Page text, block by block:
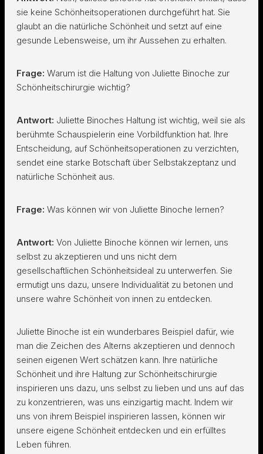
sie keine Schönheitsoperationen durchgeführt hat. Sie
glaubt an die natürliche Schönheit und setzt auf eine
gesunde Lebensweise, um ihr Aussehen zu erhalten.
Frage: Warum ist die Haltung von Juliette Binoche zur
Schönheitschirurgie wichtig?
Antwort: Juliette Binoches Haltung ist wichtig, weil sie als
berühmte Schauspielerin eine Vorbildfunktion hat. Ihre
Entscheidung, auf Schönheitsoperationen zu verzichten,
sendet eine starke Botschaft über Selbstakzeptanz und
natürliche Schönheit aus.
Frage: Was können wir von Juliette Binoche lernen?
Antwort: Von Juliette Binoche können wir lernen, uns
selbst zu akzeptieren und uns nicht dem
gesellschaftlichen Schönheitsideal zu unterwerfen. Sie
ermutigt uns dazu, unsere Individualität zu betonen und
unsere wahre Schönheit von innen zu entdecken.
Juliette Binoche ist ein wunderbares Beispiel dafür, wie
man die Zeichen des Alterns akzeptieren und dennoch
seinen eigenen Wert schätzen kann. Ihre natürliche
Schönheit und ihre Haltung zur Schönheitschirurgie
inspirieren uns dazu, uns selbst zu lieben und uns auf das
zu konzentrieren, was uns einzigartig macht. Indem wir
uns von ihrem Beispiel inspirieren lassen, können wir
unsere eigene Schönheit entdecken und ein erfülltes
Leben führen.